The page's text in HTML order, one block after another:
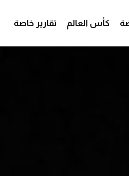
كأس العالم تقارير خاصة